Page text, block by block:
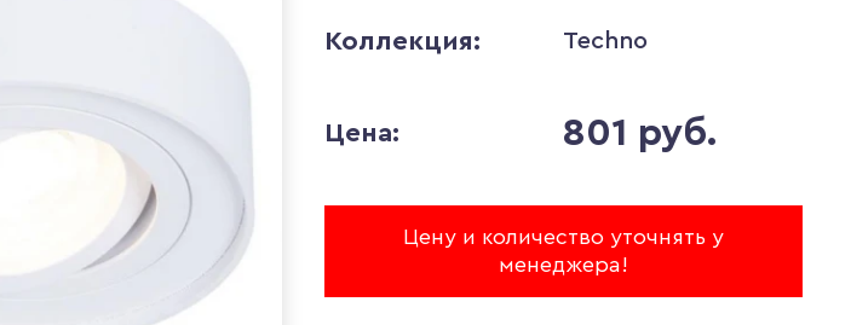
Коллекция: Techno
Цена: 801 руб.
Цену и количество уточнять у
менеджера!